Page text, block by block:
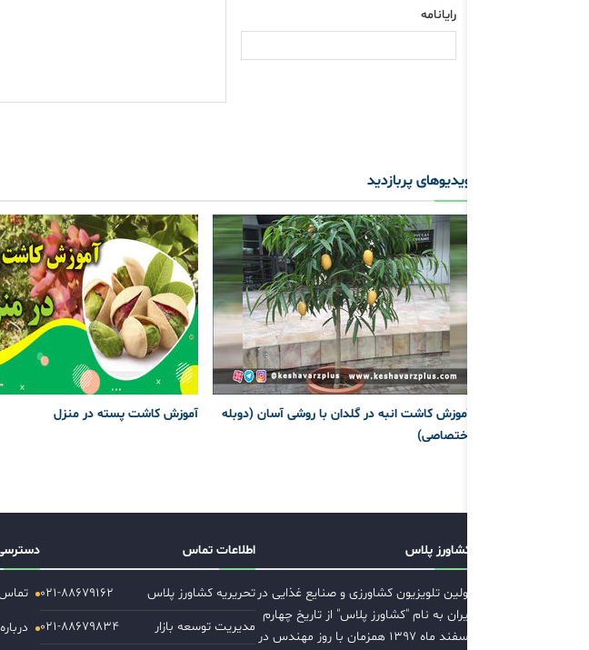
رایانامه
ویدیوهای پربازدید
آموزش کاشت انبه در گلدان با روشی آسان (دوبله
اختصاصی)
آموزش کاشت پسته در منزل
کشاورز پلاس
اولین تلویزیون کشاورزی و صنایع غذایی در
ایران به نام "کشاورز پلاس" از تاریخ چهارم
اسفند ماه ۱۳۹۷ همزمان با روز مهندس در
اطلاعات تماس
تحریریه کشاورز پلاس
۰۲۱-۸۸۶۷۹۱۶۲
مدیریت توسعه بازار
۰۲۱-۸۸۶۷۹۸۳۴
تماس